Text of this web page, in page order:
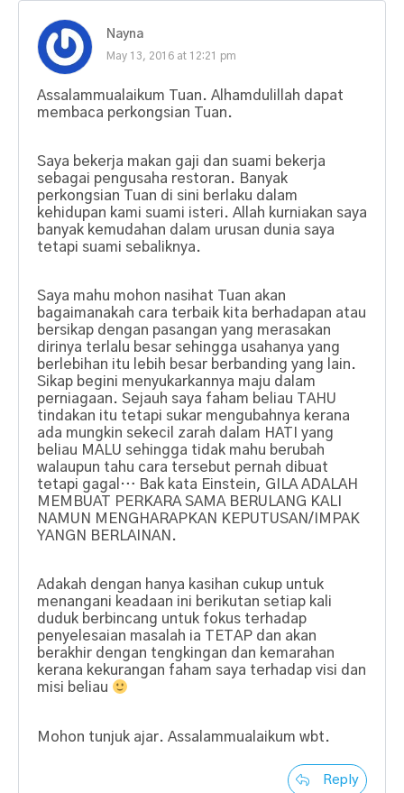
Nayna
May 13, 2016 at 12:21 pm
Assalammualaikum Tuan. Alhamdulillah dapat
membaca perkongsian Tuan.
Saya bekerja makan gaji dan suami bekerja
sebagai pengusaha restoran. Banyak
perkongsian Tuan di sini berlaku dalam
kehidupan kami suami isteri. Allah kurniakan saya
banyak kemudahan dalam urusan dunia saya
tetapi suami sebaliknya.
Saya mahu mohon nasihat Tuan akan
bagaimanakah cara terbaik kita berhadapan atau
bersikap dengan pasangan yang merasakan
dirinya terlalu besar sehingga usahanya yang
berlebihan itu lebih besar berbanding yang lain.
Sikap begini menyukarkannya maju dalam
perniagaan. Sejauh saya faham beliau TAHU
tindakan itu tetapi sukar mengubahnya kerana
ada mungkin sekecil zarah dalam HATI yang
beliau MALU sehingga tidak mahu berubah
walaupun tahu cara tersebut pernah dibuat
tetapi gagal… Bak kata Einstein, GILA ADALAH
MEMBUAT PERKARA SAMA BERULANG KALI
NAMUN MENGHARAPKAN KEPUTUSAN/IMPAK
YANGN BERLAINAN.
Adakah dengan hanya kasihan cukup untuk
menangani keadaan ini berikutan setiap kali
duduk berbincang untuk fokus terhadap
penyelesaian masalah ia TETAP dan akan
berakhir dengan tengkingan dan kemarahan
kerana kekurangan faham saya terhadap visi dan
misi beliau
Mohon tunjuk ajar. Assalammualaikum wbt.
Reply